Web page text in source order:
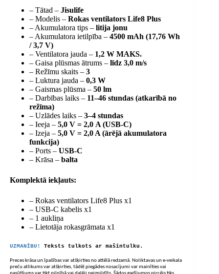
– Tātad – Jisulife
– Modelis – Rokas ventilators Life8 Plus
– Akumulatora tips – litija jonu
– Akumulatora ietilpība – 4500 mAh (17,76 Wh
/ 3,7 V)
– Ventilatora jauda – 1,2 W MAKS.
– Gaisa plūsmas ātrums – līdz 3,0 m/s
– Režīmu skaits – 3
– Luktura jauda – 0,3 W
– Gaismas plūsma – 50 lm
– Darbības laiks – 11–46 stundas (atkarībā no
režīma)
– Uzlādes laiks – 3–4 stundas
– Ieeja – 5,0 V = 2,0 A (USB-C)
– Izeja – 5,0 V = 2,0 A (ārējā akumulatora
funkcija)
– Ports – USB-C
– Krāsa – balta
Komplektā iekļauts:
– Rokas ventilators Life8 Plus x1
– USB-C kabelis x1
– 1 aukliņa
– Lietotāja rokasgrāmata x1
UZMANĪBU! Teksts tulkots ar mašīntulku.
Preces krāsa un īpašības var atšķirties no attēlā redzamā. Noliktavas un e-veikala
preču atlikums var atšķirties, tādēļ piegādes nosacījumi var mainīties vai